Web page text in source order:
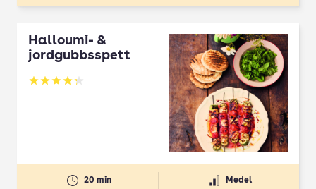
Halloumi- &
jordgubbsspett
Betyg: 4.3 av 5
20 min Medel